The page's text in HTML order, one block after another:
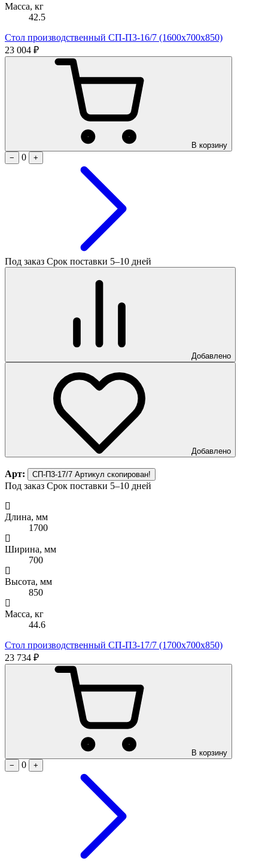
Масса, кг
42.5
Стол производственный СП-П3-16/7 (1600х700х850)
23 004 ₽
В корзину
−
0 +
Под заказ Срок поставки 5–10 дней
Добавлено
Добавлено
Арт: СП-П3-17/7 Артикул скопирован!
Под заказ Срок поставки 5–10 дней
Длина, мм
1700
Ширина, мм
700
Высота, мм
850
Масса, кг
44.6
Стол производственный СП-П3-17/7 (1700х700х850)
23 734 ₽
В корзину
−
0 +